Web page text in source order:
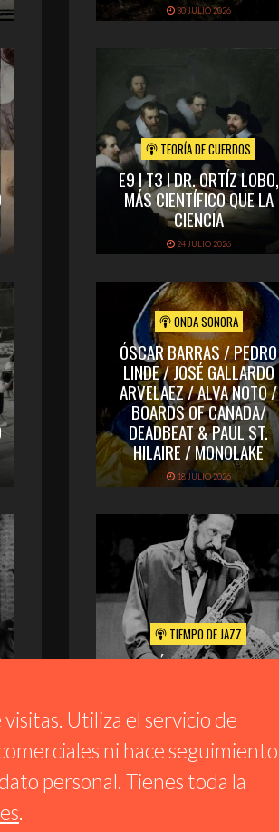
30 JULIO 2026
TEORÍA DE CUERDOS
E9 I T3 I DR. ORTÍZ LOBO,
MÁS CIENTÍFICO QUE LA
CIENCIA
24 JULIO 2026
ONDA SONORA
ÓSCAR BARRAS / PEDRO
LINDE / JOSÉ GALLARDO
ARVELAEZ / ALVA NOTO /
BOARDS OF CANADA/
DEADBEAT & PAUL ST.
HILAIRE / MONOLAKE
18 JULIO 2026
TIEMPO DE JAZZ
EMISIÓN 273 | ESPECIAL
Utiliza el servicio de
ni hace seguimiento
personal. Tienes toda la
.